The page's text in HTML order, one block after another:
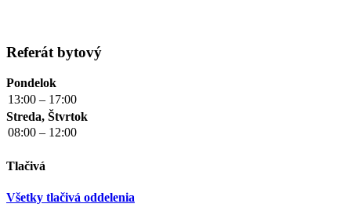
Referát bytový
Pondelok
13:00 – 17:00
Streda, Štvrtok
08:00 – 12:00
Tlačivá
Všetky tlačivá oddelenia